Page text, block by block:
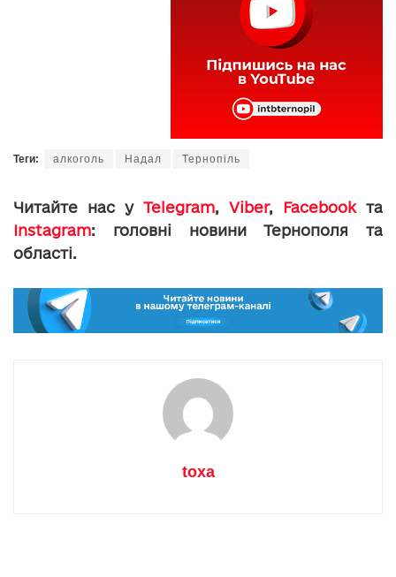
Теги: алкоголь Надал Тернопіль
Читайте нас у Telegram, Viber, Facebookта
Instagram: головні новини Тернополя та
області.
toxa